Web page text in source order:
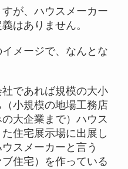
が、ハウスメーカー
はありません。
メージで、なんとな
であれば規模の大小
小規模の地場工務店
大企業まで）ハウス
住宅展示場に出展し
スメーカーと言う
住宅）を作っている